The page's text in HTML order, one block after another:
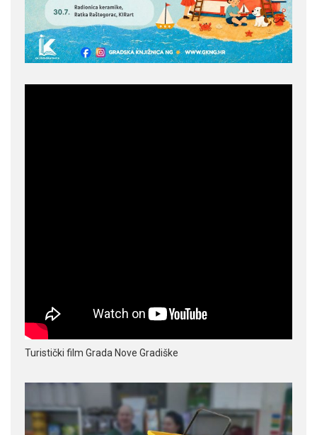
Turistički film Grada Nove Gradiške